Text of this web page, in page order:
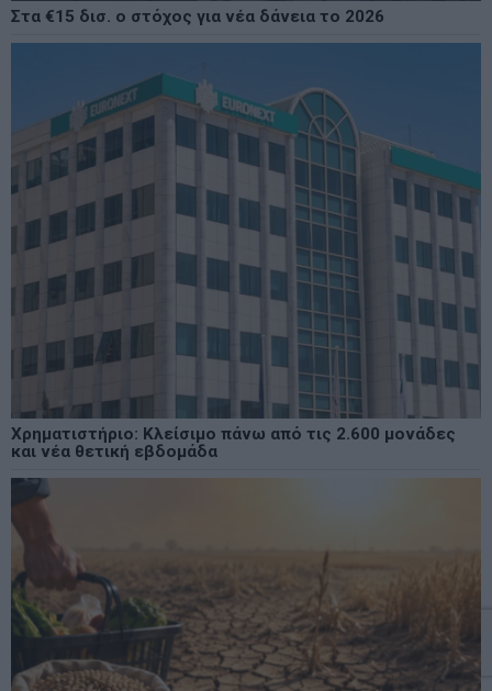
Στα €15 δισ. ο στόχος για νέα δάνεια το 2026
Χρηματιστήριο: Κλείσιμο πάνω από τις 2.600 μονάδες
και νέα θετική εβδομάδα